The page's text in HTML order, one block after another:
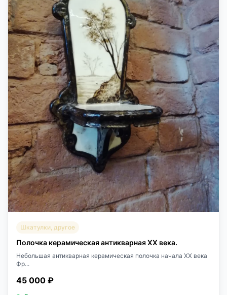
Шкатулки, другое
Полочка керамическая антикварная XX века.
Небольшая антикварная керамическая полочка начала XX века
Фр...
45 000 ₽